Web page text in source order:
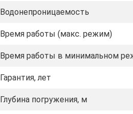
Водонепроницаемость
Время работы (макс. режим)
Время работы в минимальном
Гарантия, лет
Глубина погружения, м